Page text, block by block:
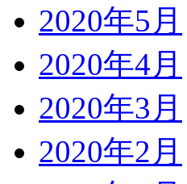
2020年5月
2020年4月
2020年3月
2020年2月